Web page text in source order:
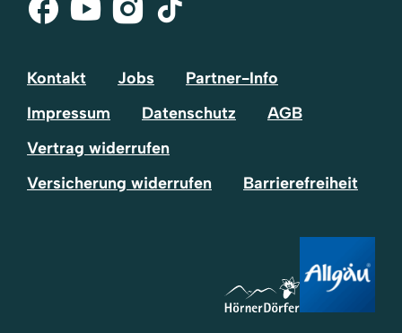
Kontakt Jobs
Partner-Info
Impressum
Datenschutz
AGB
Vertrag widerrufen
Versicherung widerrufen
Barrierefreiheit